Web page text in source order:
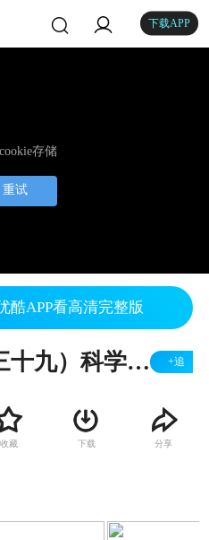
下载APP
存储
重试
酷APP看高清完整版
文艺复兴讲座（三十九）科学的复兴（九） 牛顿 +追
收藏 下载 分享